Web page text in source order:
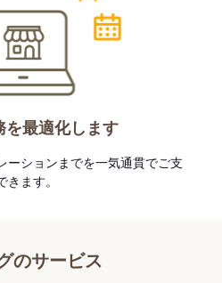
を最適化します
ーションまでを一気通貫でご支
ます。
のサービス